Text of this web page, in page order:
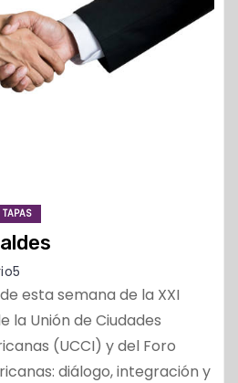
TAPAS
esta semana de la XXI
la Unión de Ciudades
(UCCI) y del Foro
diálogo, integración y